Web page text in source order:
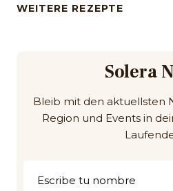
WEITERE REZEPTE
Solera
Bleib mit den aktuellsten
Region und Events in